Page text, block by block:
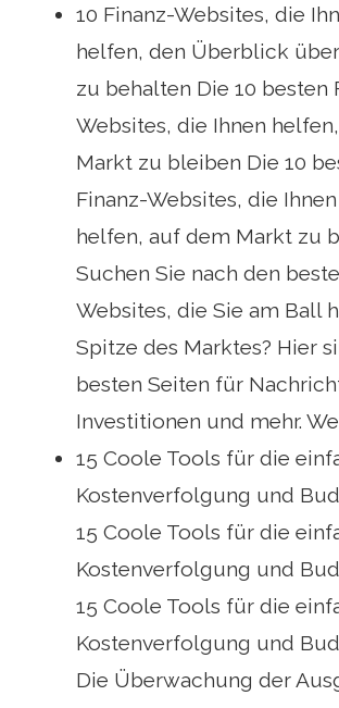
10 Finanz-Websites, die
helfen, den Überblick
zu behalten Die 10 besten
Websites, die Ihnen
Markt zu bleiben Die 10
Finanz-Websites, die
helfen, auf dem Markt zu
Suchen Sie nach den
Websites, die Sie am Ball
Spitze des Marktes? Hier
besten Seiten für
Investitionen und mehr.
15 Coole Tools für die
Kostenverfolgung und
15 Coole Tools für die
Kostenverfolgung und
15 Coole Tools für die
Kostenverfolgung und
Die Überwachung der